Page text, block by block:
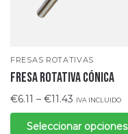
FRESAS ROTATIVAS
Fresa rotativa cónica
€6.11 – €11.43 IVA INCLUIDO
Seleccionar opciones